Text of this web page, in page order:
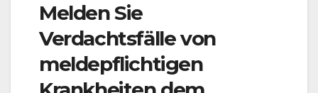
Melden Sie
Verdachtsfälle von
meldepflichtigen